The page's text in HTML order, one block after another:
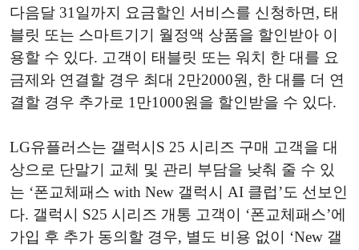
다음달 31일까지 요금할인 서비스를 신청하면, 태
블릿 또는 스마트기기 월정액 상품을 할인받아 이
용할 수 있다. 고객이 태블릿 또는 워치 한 대를 요
금제와 연결할 경우 최대 2만2000원, 한 대를 더 연
결할 경우 추가로 1만1000원을 할인받을 수 있다.
LG유플러스는 갤럭시S 25 시리즈 구매 고객을 대
상으로 단말기 교체 및 관리 부담을 낮춰 줄 수 있
는 ‘폰교체패스 with New 갤럭시 AI 클럽’도 선보인
다. 갤럭시 S25 시리즈 개통 고객이 ‘폰교체패스’에
가입 후 추가 동의할 경우, 별도 비용 없이 ‘New 갤